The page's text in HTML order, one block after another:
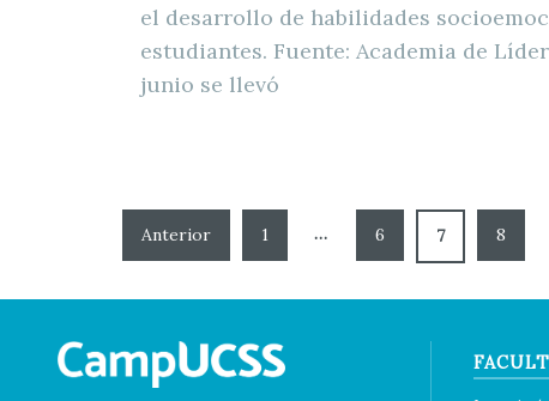
el desarrollo de habilidades
estudiantes. Fuente: Academia de
junio se llevó
1 … 6 7 8